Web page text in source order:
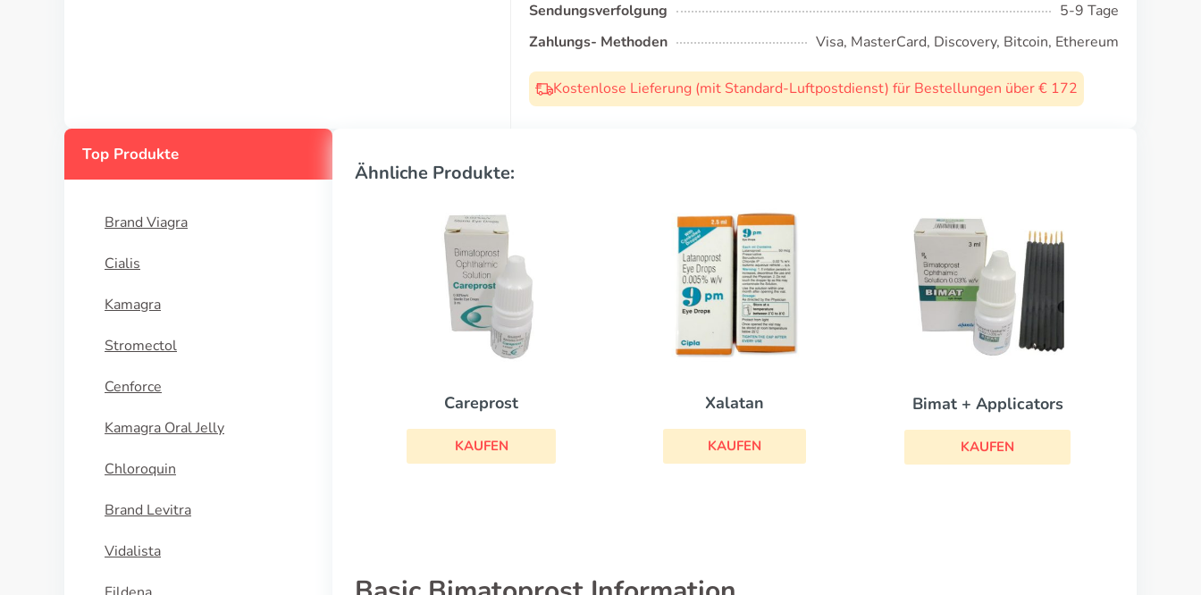
Sendungsverfolgung
5-9 Tage
Zahlungs- Methoden
Visa, MasterCard, Discovery, Bitcoin, Ethereum
Kostenlose Lieferung (mit Standard-Luftpostdienst) für Bestellungen über € 172
Top Produkte
Brand Viagra
Cialis
Kamagra
Stromectol
Cenforce
Kamagra Oral Jelly
Chloroquin
Brand Levitra
Vidalista
Ähnliche Produkte:
Careprost
KAUFEN
Xalatan
KAUFEN
Bimat + Applicators
KAUFEN